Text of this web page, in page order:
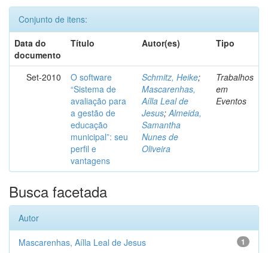
Conjunto de itens:
Data do
documento
Título Autor(es) Tipo
Set-2010
O software
“Sistema de
avaliação para
a gestão de
educação
municipal”: seu
perfil e
vantagens
Schmitz, Heike;
Mascarenhas,
Aílla Leal de
Jesus;Almeida,
Samantha
Nunes de
Oliveira
Trabalhos
em
Eventos
Busca facetada
Autor
1
Mascarenhas, Aílla Leal de Jesus